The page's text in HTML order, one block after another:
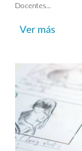
Docentes...
Ver más